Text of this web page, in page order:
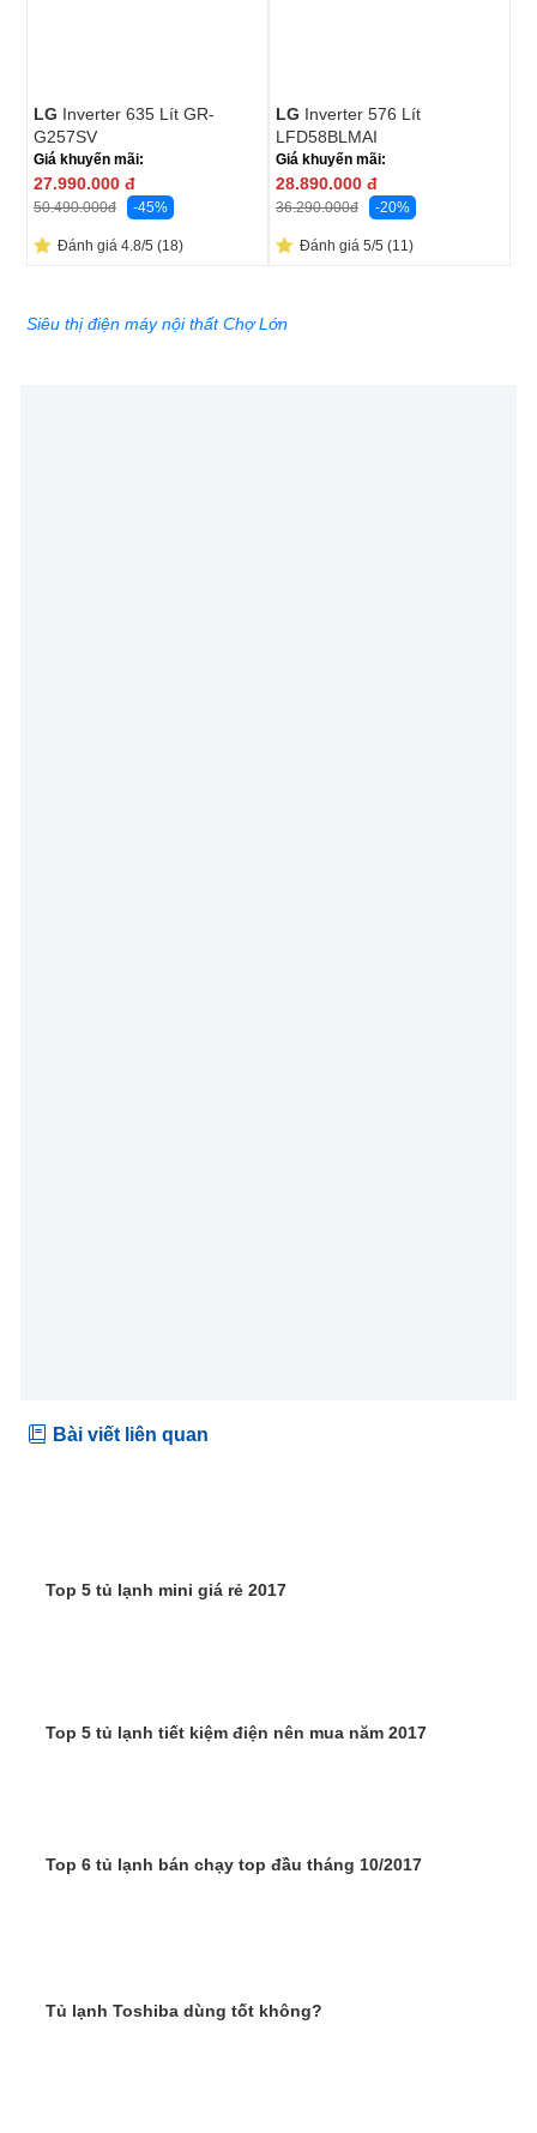
LG Inverter 635 Lít GR-
G257SV
Giá khuyến mãi:
27.990.000 đ
50.490.000đ -45%
Đánh giá 4.8/5 (18)
LG Inverter 576 Lít
LFD58BLMAI
Giá khuyến mãi:
28.890.000 đ
36.290.000đ -20%
Đánh giá 5/5 (11)
Siêu thị điện máy nội thất Chợ Lớn
Bài viết liên quan
Top 5 tủ lạnh mini giá rẻ 2017
Top 5 tủ lạnh tiết kiệm điện nên mua năm 2017
Top 6 tủ lạnh bán chạy top đầu tháng 10/2017
Tủ lạnh Toshiba dùng tốt không?